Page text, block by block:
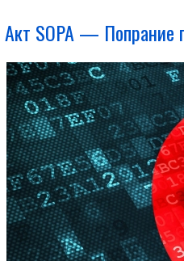
Акт SOPA — Попрание